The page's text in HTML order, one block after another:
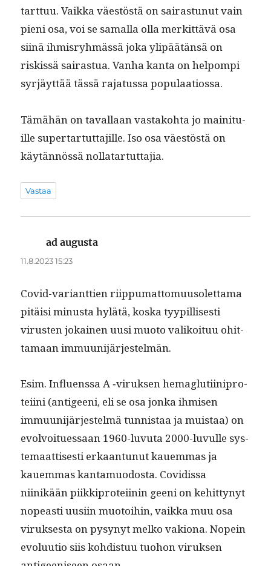
tart­tuu. Vaik­ka väestöstä on sairas­tunut vain
pieni osa, voi se samal­la olla merkit­tävä osa
siinä ihmis­ryh­mässä joka ylipäätän­sä on
riskissä sairas­tua. Van­ha kan­ta on helpom­pi
syr­jäyt­tää tässä raja­tus­sa populaatiossa.
Tämähän on taval­laan vas­tako­h­ta jo maini­tu­
ille super­tar­tut­ta­jille. Iso osa väestöstä on
käytän­nössä nollatartuttajia.
Vastaa
ad augusta
11.8.2023 15:23
Covid-vari­ant­tien riip­pumat­to­muu­so­let­ta­ma
pitäisi minus­ta hylätä, kos­ka tyyp­il­lis­es­ti
virusten jokainen uusi muo­to valikoituu ohit­
ta­maan immuunijärjestelmän.
Esim. Influ­enssa A ‑viruk­sen hemaglu­ti­inipro­
tei­i­ni (antigeeni, eli se osa jon­ka ihmisen
immuu­ni­jär­jestelmä tun­nistaa ja muis­taa) on
evolvoitues­saan 1960-luvu­ta 2000-luvulle sys­
temaat­tis­es­ti erkaan­tunut kauem­mas ja
kauem­mas kan­ta­muo­dos­ta. Covidis­sa
niinikään piikkipro­tei­inin geeni on kehit­tynyt
nopeasti uusi­in muo­toi­hin, vaik­ka muu osa
viruk­ses­ta on pysynyt melko vakiona. Nopein
evoluu­tio siis kohdis­tuu tuo­hon viruk­sen